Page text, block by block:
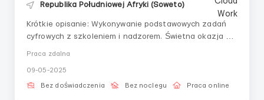
Republika Południowej Afryki (Soweto)
Krótkie opisanie: Wykonywanie podstawowych zadań
cyfrowych z szkoleniem i nadzorem. Świetna okazja dla
szkoleń;Praca zdalna i zarządzanie swoim czasem;Nie
wymaga doświadczenia – tylko motywacji.📩 Tel...
Praca zdalna
09-05-2025
Bez doświadczenia Bez noclegu Praca online